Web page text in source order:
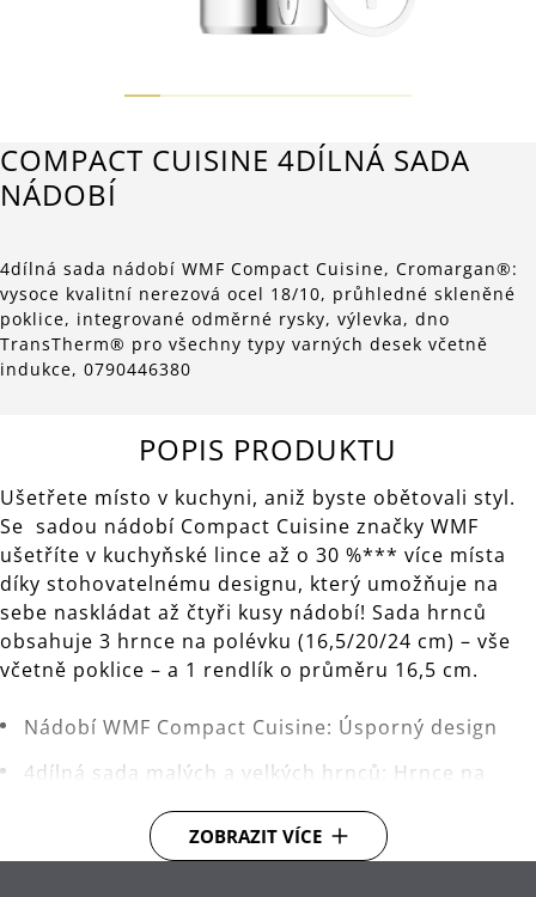
COMPACT CUISINE 4DÍLNÁ SADA
NÁDOBÍ
4dílná sada nádobí WMF Compact Cuisine, Cromargan®:
vysoce kvalitní nerezová ocel 18/10, průhledné skleněné
poklice, integrované odměrné rysky, výlevka, dno
TransTherm® pro všechny typy varných desek včetně
indukce, 0790446380
POPIS PRODUKTU
Ušetřete místo v kuchyni, aniž byste obětovali styl.
Se sadou nádobí Compact Cuisine značky WMF
ušetříte v kuchyňské lince až o 30 %*** více místa
díky stohovatelnému designu, který umožňuje na
sebe naskládat až čtyři kusy nádobí! Sada hrnců
obsahuje 3 hrnce na polévku (16,5/20/24 cm) – vše
včetně poklice – a 1 rendlík o průměru 16,5 cm.
Nádobí WMF Compact Cuisine: Úsporný design
4dílná sada malých a velkých hrnců: Hrnce na
(1,9 l/3,3 l/5,7 l), rendlík 16,5 cm (1,4 l)
ZOBRAZIT VÍCE